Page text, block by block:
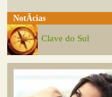
NotÃ­cias
Clave do Sul